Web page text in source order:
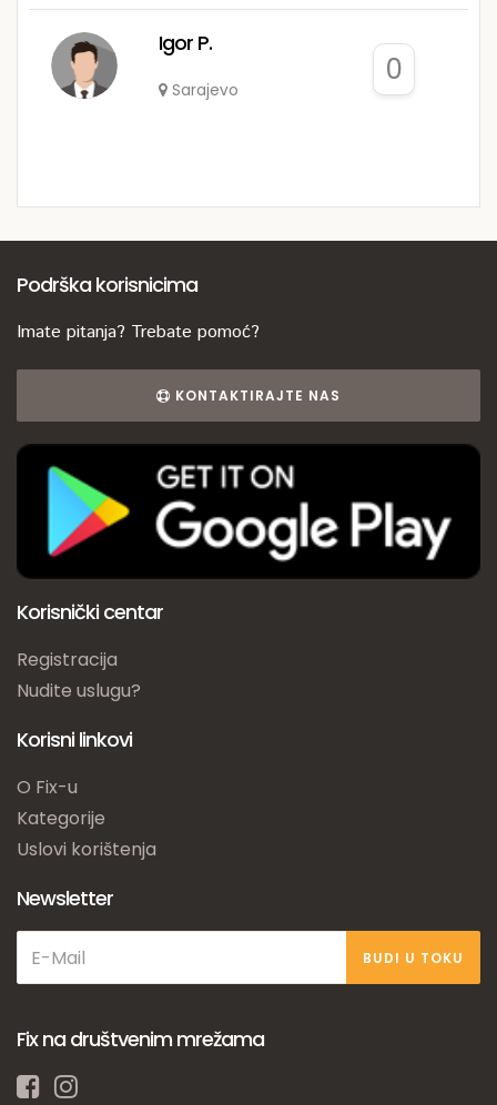
Igor P.
Sarajevo
0
Podrška korisnicima
Imate pitanja? Trebate pomoć?
KONTAKTIRAJTE NAS
Korisnički centar
Registracija
Nudite uslugu?
Korisni linkovi
O Fix-u
Kategorije
Uslovi korištenja
Newsletter
BUDI U TOKU
Fix na društvenim mrežama